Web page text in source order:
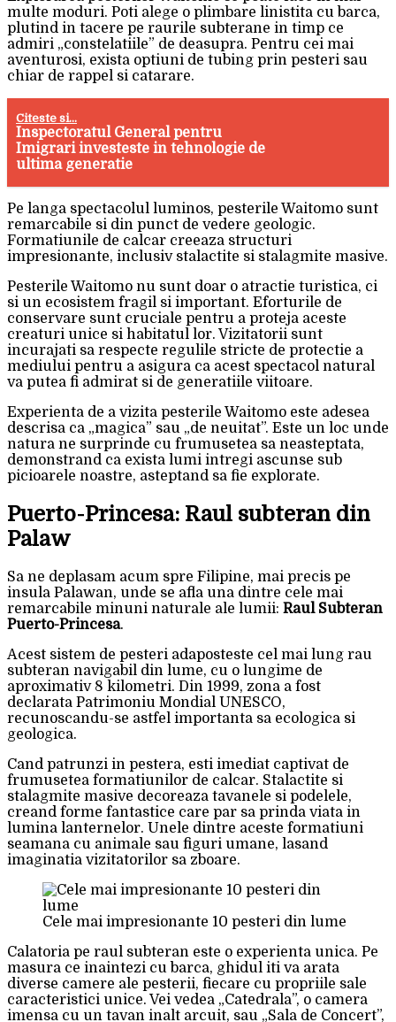
multe moduri. Poti alege o plimbare linistita cu barca,
plutind in tacere pe raurile subterane in timp ce
admiri „constelatiile” de deasupra. Pentru cei mai
aventurosi, exista optiuni de tubing prin pesteri sau
chiar de rappel si catarare.
Citeste si...
Inspectoratul General pentru
Imigrari investeste in tehnologie de
ultima generatie
Pe langa spectacolul luminos, pesterile Waitomo sunt
remarcabile si din punct de vedere geologic.
Formatiunile de calcar creeaza structuri
impresionante, inclusiv stalactite si stalagmite masive.
Pesterile Waitomo nu sunt doar o atractie turistica, ci
si un ecosistem fragil si important. Eforturile de
conservare sunt cruciale pentru a proteja aceste
creaturi unice si habitatul lor. Vizitatorii sunt
incurajati sa respecte regulile stricte de protectie a
mediului pentru a asigura ca acest spectacol natural
va putea fi admirat si de generatiile viitoare.
Experienta de a vizita pesterile Waitomo este adesea
descrisa ca „magica” sau „de neuitat”. Este un loc unde
natura ne surprinde cu frumusetea sa neasteptata,
demonstrand ca exista lumi intregi ascunse sub
picioarele noastre, asteptand sa fie explorate.
Puerto-Princesa: Raul subteran din
Palaw
Sa ne deplasam acum spre Filipine, mai precis pe
insula Palawan, unde se afla una dintre cele mai
remarcabile minuni naturale ale lumii: Raul Subteran
Puerto-Princesa.
Acest sistem de pesteri adaposteste cel mai lung rau
subteran navigabil din lume, cu o lungime de
aproximativ 8 kilometri. Din 1999, zona a fost
declarata Patrimoniu Mondial UNESCO,
recunoscandu-se astfel importanta sa ecologica si
geologica.
Cand patrunzi in pestera, esti imediat captivat de
frumusetea formatiunilor de calcar. Stalactite si
stalagmite masive decoreaza tavanele si podelele,
creand forme fantastice care par sa prinda viata in
lumina lanternelor. Unele dintre aceste formatiuni
seamana cu animale sau figuri umane, lasand
imaginatia vizitatorilor sa zboare.
Cele mai impresionante 10 pesteri din lume
Calatoria pe raul subteran este o experienta unica. Pe
masura ce inaintezi cu barca, ghidul iti va arata
diverse camere ale pesterii, fiecare cu propriile sale
caracteristici unice. Vei vedea „Catedrala”, o camera
imensa cu un tavan inalt arcuit, sau „Sala de Concert”,